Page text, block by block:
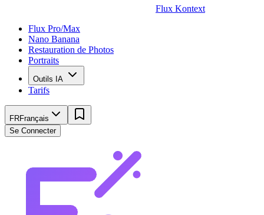
Flux Kontext
Flux Pro/Max
Nano Banana
Restauration de Photos
Portraits
Outils IA
Tarifs
FRFrançais
Se Connecter